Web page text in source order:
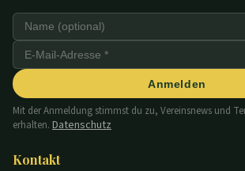
Anmelden
Mit der Anmeldung stimmst du zu, Vereinsnews und
erhalten. Datenschutz
Kontakt